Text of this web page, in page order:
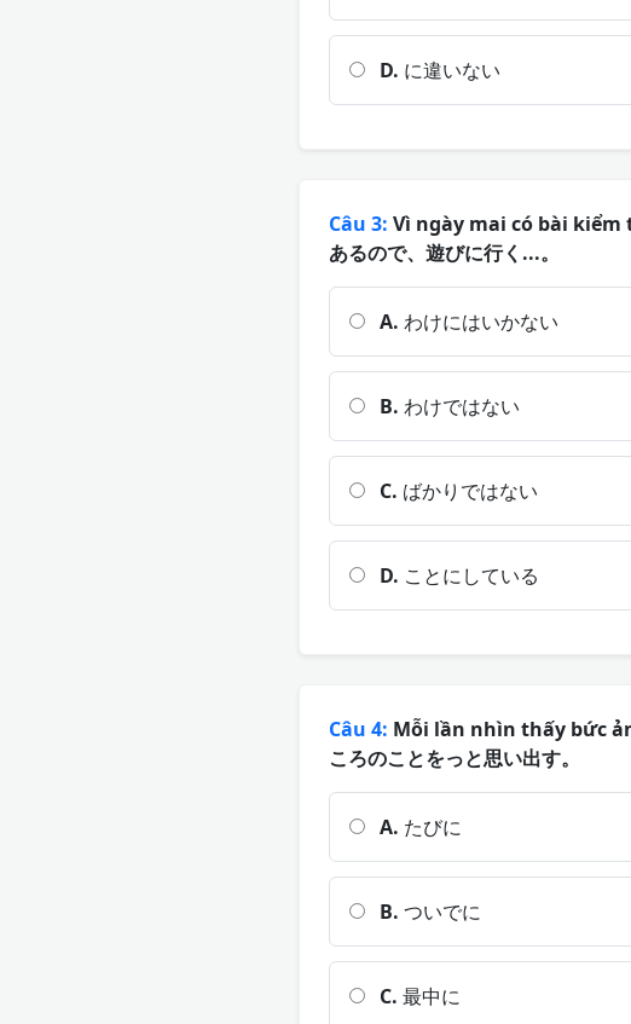
D. に違いない
Câu 3: Vì ngày mai có bài kiểm
あるので、遊びに行く...。
A. わけにはいかない
B. わけではない
C. ばかりではない
D. ことにしている
Câu 4: Mỗi lần nhìn thấy bức
ころのことをっと思い出す。
A. たびに
B. ついでに
C. 最中に